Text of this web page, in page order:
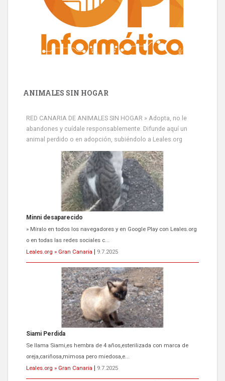
ANIMALES SIN HOGAR
RED CANARIA DE ANIMALES SIN HOGAR » Adopta, no le
abandones y cuídale responsablemente. Difunde aquí un
animal perdido o en adopción, subiéndolo a Leales.org
Minni desaparecido
» Míralo en todos los navegadores y en Google Play con Leales.org
o en todas las redes sociales c...
Leales.org » Gran Canaria
9.7.2025
Siami Perdida
Se llama Siami,es hembra de 4 años,esterilizada con marca de
oreja,cariñosa,mimosa pero miedosa,e...
Leales.org » Gran Canaria
9.7.2025